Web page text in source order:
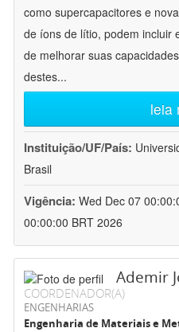
como supercapacitores e
de íons de lítio, podem incluir
de melhorar suas
destes...
leia
Instituição/UF/País:
Brasil
Vigência: Wed Dec 07
00:00:00 BRT 2026
Ademir
COORDENADOR(A)
ENGENHARIAS
Engenharia de Materiais e